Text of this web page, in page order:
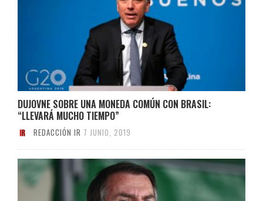
DUJOVNE SOBRE UNA MONEDA COMÚN CON BRASIL:
“LLEVARÁ MUCHO TIEMPO”
REDACCIÓN IR 7 JUNIO, 2019